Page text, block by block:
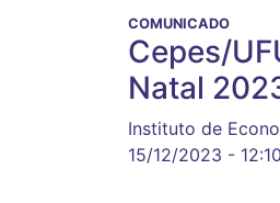
COMUNICADO
Cepes/
Natal
Instituto de
15/12/2023 - 12:10